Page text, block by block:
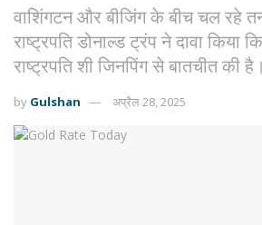
वाशिंगटन और बीजिंग के बीच चल रहे
राष्ट्रपति डोनाल्ड ट्रंप ने दावा किया
राष्ट्रपति शी जिनपिंग से बातचीत की है।
by Gulshan अप्रैल 28, 2025